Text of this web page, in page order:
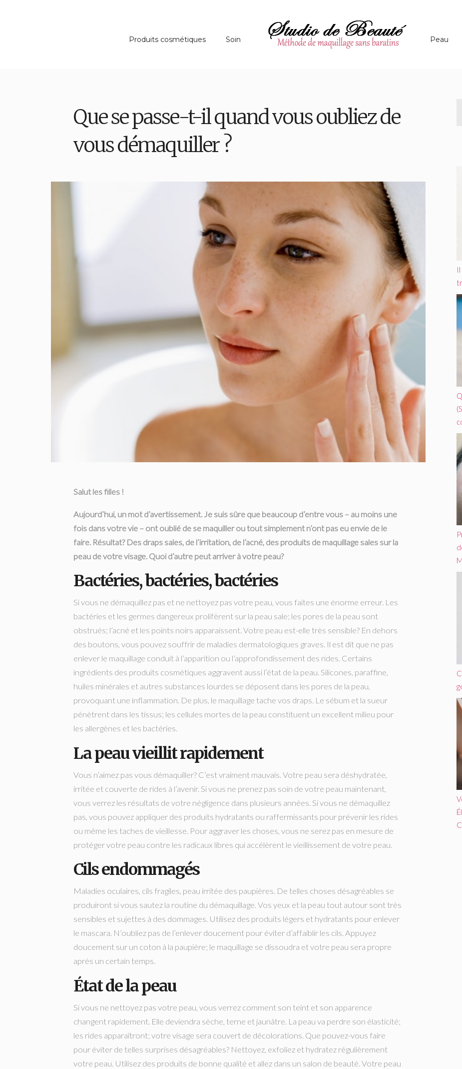
Produits cosmétiques Soin Peau
Que se passe-t-il quand vous oubliez de
vous démaquiller ?
Salut les filles !
Aujourd’hui, un mot d’avertissement. Je suis sûre que beaucoup d’entre vous – au moins une
fois dans votre vie – ont oublié de se maquiller ou tout simplement n’ont pas eu envie de le
faire. Résultat? Des draps sales, de l’irritation, de l’acné, des produits de maquillage sales sur la
peau de votre visage. Quoi d’autre peut arriver à votre peau?
Bactéries, bactéries, bactéries
Si vous ne démaquillez pas et ne nettoyez pas votre peau, vous faites une énorme erreur. Les
bactéries et les germes dangereux prolifèrent sur la peau sale; les pores de la peau sont
obstrués; l’acné et les points noirs apparaissent. Votre peau est-elle très sensible? En dehors
des boutons, vous pouvez souffrir de maladies dermatologiques graves. Il est dit que ne pas
enlever le maquillage conduit à l’apparition ou l’approfondissement des rides. Certains
ingrédients des produits cosmétiques aggravent aussi l’état de la peau. Silicones, paraffine,
huiles minérales et autres substances lourdes se déposent dans les pores de la peau,
provoquant une inflammation. De plus, le maquillage tache vos draps. Le sébum et la sueur
pénètrent dans les tissus; les cellules mortes de la peau constituent un excellent milieu pour
les allergènes et les bactéries.
La peau vieillit rapidement
Vous n’aimez pas vous démaquiller? C’est vraiment mauvais. Votre peau sera déshydratée,
irritée et couverte de rides à l’avenir. Si vous ne prenez pas soin de votre peau maintenant,
vous verrez les résultats de votre négligence dans plusieurs années. Si vous ne démaquillez
pas, vous pouvez appliquer des produits hydratants ou raffermissants pour prévenir les rides
ou même les taches de vieillesse. Pour aggraver les choses, vous ne serez pas en mesure de
protéger votre peau contre les radicaux libres qui accélèrent le vieillissement de votre peau.
Cils endommagés
Maladies oculaires, cils fragiles, peau irritée des paupières. De telles choses désagréables se
produiront si vous sautez la routine du démaquillage. Vos yeux et la peau tout autour sont très
sensibles et sujettes à des dommages. Utilisez des produits légers et hydratants pour enlever
le mascara. N’oubliez pas de l’enlever doucement pour éviter d’affaiblir les cils. Appuyez
doucement sur un coton à la paupière; le maquillage se dissoudra et votre peau sera propre
après un certain temps.
État de la peau
Si vous ne nettoyez pas votre peau, vous verrez comment son teint et son apparence
changent rapidement. Elle deviendra sèche, terne et jaunâtre. La peau va perdre son élasticité;
les rides apparaîtront; votre visage sera couvert de décolorations. Que pouvez-vous faire
pour éviter de telles surprises désagréables? Nettoyez, exfoliez et hydratez régulièrement
votre peau. Utilisez des produits de bonne qualité et allez dans un salon de beauté. Votre peau